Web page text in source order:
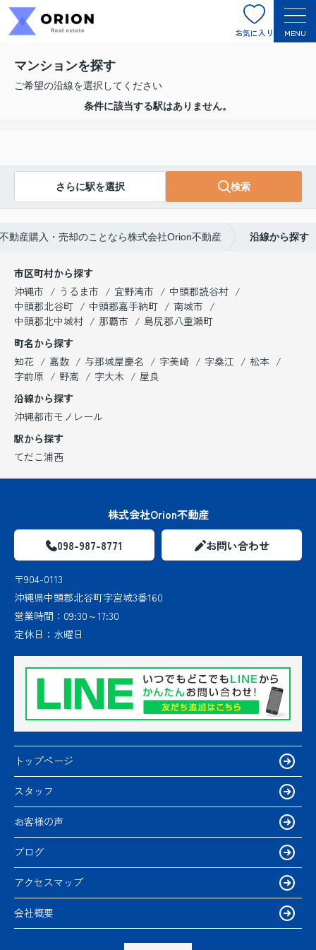
お気に入り MENU
マンションを探す
ご希望の沿線を選択してください
条件に該当する駅はありません。
さらに駅を選択 検索
動産購入・売却のことなら株式会社Orion不動産 沿線から探す
市区町村から探す
沖縄市
うるま市 宜野湾市
中頭郡読谷村
中頭郡北谷町
中頭郡嘉手納町
南城市
中頭郡北中城村
那覇市
島尻郡八重瀬町
町名から探す
知花
嘉数 与那城屋慶名 字美崎 字桑江
松本
字前原
野嵩 字大木
屋良
沿線から探す
沖縄都市モノレール
駅から探す
てだこ浦西
株式会社Orion不動産
098-987-8771 お問い合わせ
〒904-0113
沖縄県中頭郡北谷町字宮城3番160
営業時間： 09:30～17:30
定休日： 水曜日
トップページ
スタッフ
お客様の声
ブログ
アクセスマップ
会社概要